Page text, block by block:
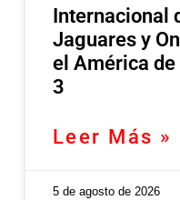
Internacional
Jaguares y
el América
3
Leer Más »
5 de agosto de 2026